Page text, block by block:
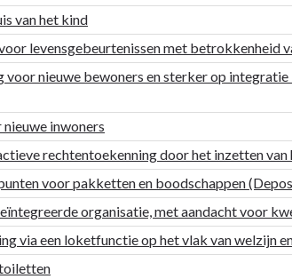
van het kind
levensgebeurtenissen met betrokkenheid
nieuwe bewoners en sterker op
inwoners
rechtentoekenning door het inzetten
voor pakketten en boodschappen
organisatie, met aandacht voor
via een loketfunctie op het vlak van welzijn